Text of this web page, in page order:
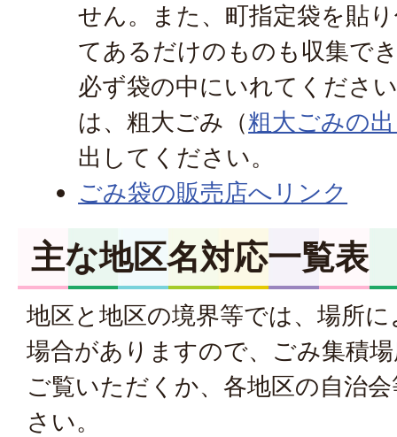
せん。また、町指定袋を貼
てあるだけのものも収集で
必ず袋の中にいれてくださ
は、粗大ごみ（粗大ごみの
出してください。
ごみ袋の販売店へリンク
主な地区名対応一覧表
地区と地区の境界等では、場所
場合がありますので、ごみ集積
ご覧いただくか、各地区の自治
さい。